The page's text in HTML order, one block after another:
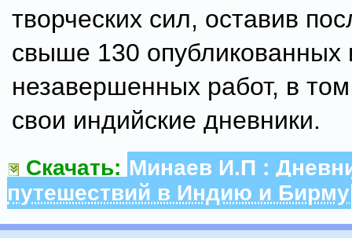
творческих сил, оставив
свыше 130 опубликованных
незавершенных работ, в
свои индийские дневники.
Скачать: Минаев И.П :
путешествий в Индию и Бирму